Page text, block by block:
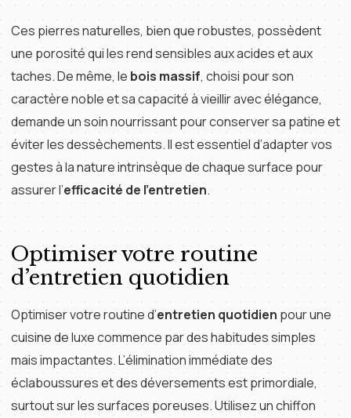
Ces pierres naturelles, bien que robustes, possèdent
une porosité qui les rend sensibles aux acides et aux
taches. De même, le bois massif, choisi pour son
caractère noble et sa capacité à vieillir avec élégance,
demande un soin nourrissant pour conserver sa patine et
éviter les dessèchements. Il est essentiel d’adapter vos
gestes à la nature intrinsèque de chaque surface pour
assurer l’efficacité de l’entretien.
Optimiser votre routine
d’entretien quotidien
Optimiser votre routine d’entretien quotidien pour une
cuisine de luxe commence par des habitudes simples
mais impactantes. L’élimination immédiate des
éclaboussures et des déversements est primordiale,
surtout sur les surfaces poreuses. Utilisez un chiffon